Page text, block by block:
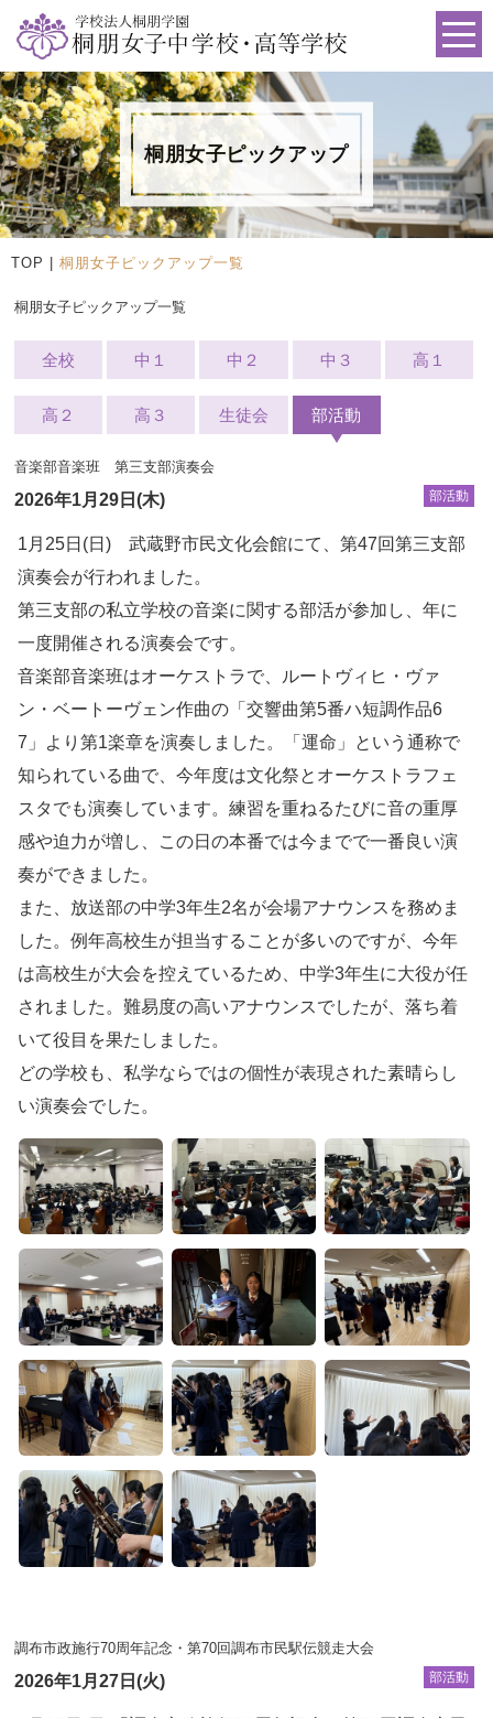
桐朋女子ピックアップ
TOP | 桐朋女子ピックアップ一覧
桐朋女子ピックアップ一覧
全校 中１ 中２ 中３ 高１
高２ 高３ 生徒会 部活動
音楽部音楽班 第三支部演奏会
2026年1月29日(木) 部活動
1月25日(日) 武蔵野市民文化会館にて、第47回第三支部
演奏会が行われました。
第三支部の私立学校の音楽に関する部活が参加し、年に
一度開催される演奏会です。
音楽部音楽班はオーケストラで、ルートヴィヒ・ヴァ
ン・ベートーヴェン作曲の「交響曲第5番ハ短調作品6
7」より第1楽章を演奏しました。「運命」という通称で
知られている曲で、今年度は文化祭とオーケストラフェ
スタでも演奏しています。練習を重ねるたびに音の重厚
感や迫力が増し、この日の本番では今までで一番良い演
奏ができました。
また、放送部の中学3年生2名が会場アナウンスを務めま
した。例年高校生が担当することが多いのですが、今年
は高校生が大会を控えているため、中学3年生に大役が任
されました。難易度の高いアナウンスでしたが、落ち着
いて役目を果たしました。
どの学校も、私学ならではの個性が表現された素晴らし
い演奏会でした。
調布市政施行70周年記念・第70回調布市民駅伝競走大会
2026年1月27日(火) 部活動